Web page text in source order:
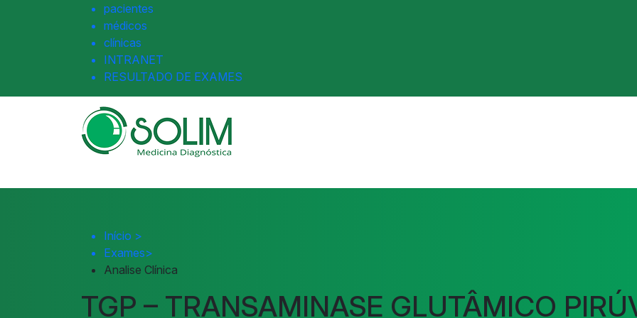
pacientes
médicos
clínicas
INTRANET
RESULTADO DE EXAMES
Início >
Exames>
Analise Clínica
TGP – TRANSAMINASE GLUTÂMICO